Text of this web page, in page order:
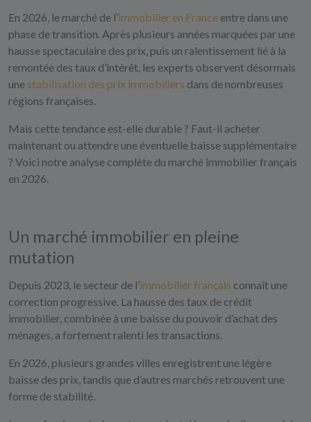
En 2026, le marché de l’immobilier en France entre dans une
phase de transition. Après plusieurs années marquées par une
hausse spectaculaire des prix, puis un ralentissement lié à la
remontée des taux d’intérêt, les experts observent désormais
une stabilisation des prix immobiliers dans de nombreuses
régions françaises.
Mais cette tendance est-elle durable ? Faut-il acheter
maintenant ou attendre une éventuelle baisse supplémentaire
? Voici notre analyse complète du marché immobilier français
en 2026.
Un marché immobilier en pleine
mutation
Depuis 2023, le secteur de l’immobilier français connaît une
correction progressive. La hausse des taux de crédit
immobilier, combinée à une baisse du pouvoir d’achat des
ménages, a fortement ralenti les transactions.
En 2026, plusieurs grandes villes enregistrent une légère
baisse des prix, tandis que d’autres marchés retrouvent une
forme de stabilité.